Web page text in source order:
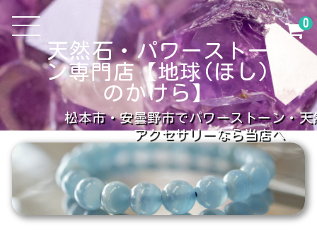
天然石・パワーストー
ン専門店【地球(ほし)
のかけら】
松本市・安曇野市でパワーストーン・天
アクセサリーなら当店へ
0